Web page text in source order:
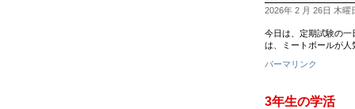
2026年 2 月 26日 木曜
今日は、定期試験の
は、ミートボールが
パーマリンク
3年生の学活